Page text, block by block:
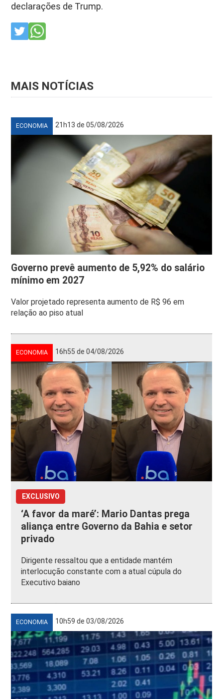
declarações de Trump.
MAIS NOTÍCIAS
ECONOMIA 21h13 de 05/08/2026
Governo prevê aumento de 5,92% do salário
mínimo em 2027
Valor projetado representa aumento de R$ 96 em
relação ao piso atual
ECONOMIA 16h55 de 04/08/2026
EXCLUSIVO
‘A favor da maré’: Mario Dantas prega
aliança entre Governo da Bahia e setor
privado
Dirigente ressaltou que a entidade mantém
interlocução constante com a atual cúpula do
Executivo baiano
ECONOMIA 10h59 de 03/08/2026